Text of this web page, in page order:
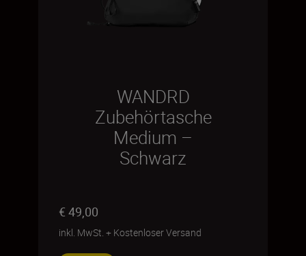
WANDRD
Zubehörtasche
Medium –
Schwarz
€ 49,00
inkl. MwSt. + Kostenloser Versand